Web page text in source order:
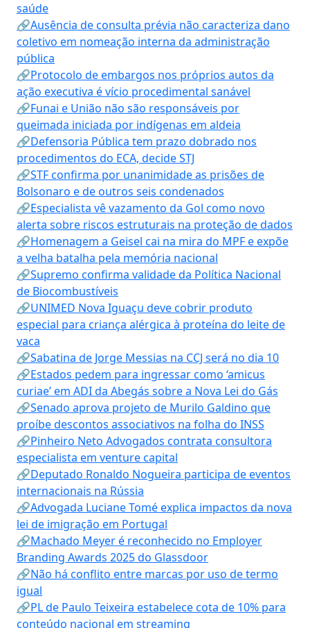
saúde
🔗Ausência de consulta prévia não caracteriza dano
coletivo em nomeação interna da administração
pública
🔗Protocolo de embargos nos próprios autos da
ação executiva é vício procedimental sanável
🔗Funai e União não são responsáveis por
queimada iniciada por indígenas em aldeia
🔗Defensoria Pública tem prazo dobrado nos
procedimentos do ECA, decide STJ
🔗STF confirma por unanimidade as prisões de
Bolsonaro e de outros seis condenados
🔗Especialista vê vazamento da Gol como novo
alerta sobre riscos estruturais na proteção de dados
🔗Homenagem a Geisel cai na mira do MPF e expõe
a velha batalha pela memória nacional
🔗Supremo confirma validade da Política Nacional
de Biocombustíveis
🔗UNIMED Nova Iguaçu deve cobrir produto
especial para criança alérgica à proteína do leite de
vaca
🔗Sabatina de Jorge Messias na CCJ será no dia 10
🔗Estados pedem para ingressar como ‘amicus
curiae’ em ADI da Abegás sobre a Nova Lei do Gás
🔗Senado aprova projeto de Murilo Galdino que
proíbe descontos associativos na folha do INSS
🔗Pinheiro Neto Advogados contrata consultora
especialista em venture capital
🔗Deputado Ronaldo Nogueira participa de eventos
internacionais na Rússia
🔗Advogada Luciane Tomé explica impactos da nova
lei de imigração em Portugal
🔗Machado Meyer é reconhecido no Employer
Branding Awards 2025 do Glassdoor
🔗Não há conflito entre marcas por uso de termo
igual
🔗PL de Paulo Teixeira estabelece cota de 10% para
conteúdo nacional em streaming